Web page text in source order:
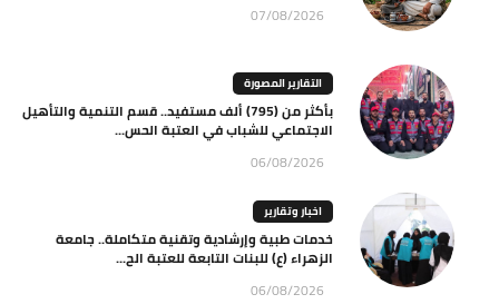
07/08/2026
التقارير المصورة
بأكثر من (795) ألف مستفيد.. قسم التنمية والتأهيل
الاجتماعي للشباب في العتبة الحس...
06/08/2026
اخبار وتقارير
خدمات طبية وإرشادية وتقنية متكاملة.. جامعة
الزهراء (ع) للبنات التابعة للعتبة الح...
06/08/2026